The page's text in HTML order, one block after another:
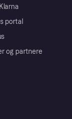
portal
og partnere